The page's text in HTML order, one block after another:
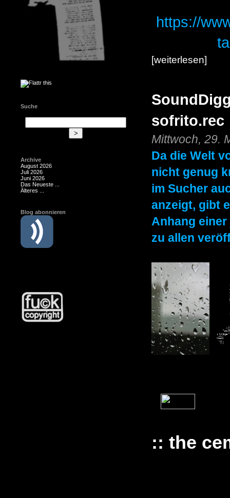
Suche
Archive
August 2026
Juli 2026
Juni 2026
Das Neueste ...
Älteres ...
Blog abonnieren
https://
[weiterlesen]
sofrito.rec
Mittwoch, 29.
Da die Welt
nicht genug
im Sucher
anzeigt, gibt
Anhang
zu allen
:: the